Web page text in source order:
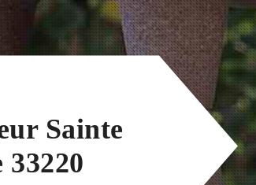
Sainte